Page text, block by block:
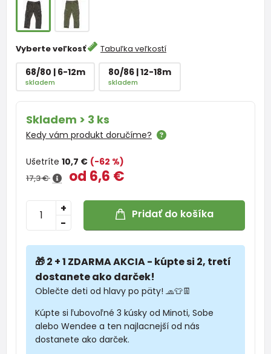
Vyberte veľkosť Tabuľka veľkostí
68/80 | 6-12m
skladem
80/86 | 12-18m
skladem
Skladem > 3 ks
Kedy vám produkt doručíme?
Ušetríte 10,7 € (-62 %)
17,3 € od 6,6 €
-
+ Pridať do košíka
🎁 2 + 1 ZDARMA AKCIA - kúpte si 2, tretí
dostanete ako darček!
Oblečte deti od hlavy po päty! 🧢👕👖
Kúpte si ľubovoľné 3 kúsky od Minoti, Sobe
alebo Wendee a ten najlacnejší od nás
dostanete ako darček.